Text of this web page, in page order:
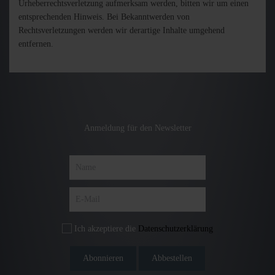
Urheberrechtsverletzung aufmerksam werden, bitten wir um einen
entsprechenden Hinweis. Bei Bekanntwerden von
Rechtsverletzungen werden wir derartige Inhalte umgehend
entfernen.
Anmeldung für den Newsletter
Ich akzeptiere die Datenschutzerklärung